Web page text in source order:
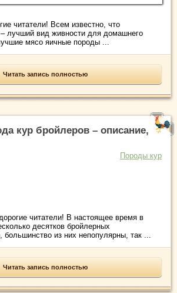
читатели! Всем известно, что
лучший вид живности для домашнего
мясо яичные породы ...
Читать запись полностью
кур бройлеров – описание,
Породы кур
читатели! В настоящее время в
десятков бройлерных
большинство из них непопулярны, так ...
Читать запись полностью